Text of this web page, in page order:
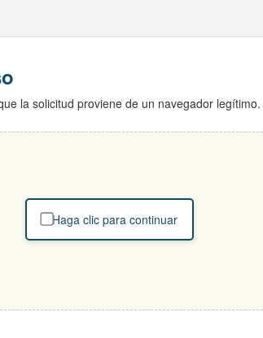
la solicitud proviene de un navegador legítimo.
Haga clic para continuar